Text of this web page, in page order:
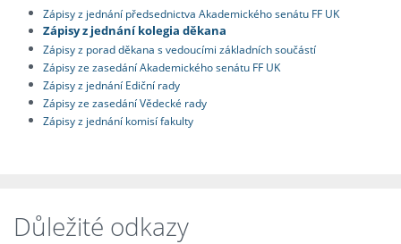
Zápisy z jednání předsednictva Akademického senátu FF UK
Zápisy z jednání kolegia děkana
Zápisy z porad děkana s vedoucími základních součástí
Zápisy ze zasedání Akademického senátu FF UK
Zápisy z jednání Ediční rady
Zápisy ze zasedání Vědecké rady
Zápisy z jednání komisí fakulty
Důležité odkazy